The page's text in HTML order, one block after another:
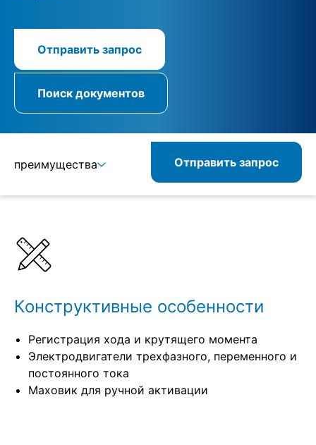
Отправить запрос
Поиск документов
преимущества
Комбинируемые изделия
Схожие изделия
Отправить запрос
Конструктивные особенности
Регистрация хода и крутящего момента
Электродвигатели трехфазного, переменного и
постоянного тока
Маховик для ручной активации